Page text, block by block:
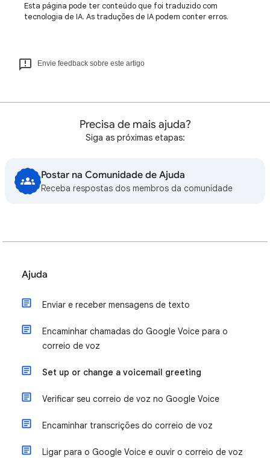
Esta página pode ter conteúdo que foi traduzido com
tecnologia de IA. As traduções de IA podem conter erros.
Envie feedback sobre este artigo
Precisa de mais ajuda?
Siga as próximas etapas:
Postar na Comunidade de Ajuda
Receba respostas dos membros da comunidade
Ajuda
Enviar e receber mensagens de texto
Encaminhar chamadas do Google Voice para o
correio de voz
Set up or change a voicemail greeting
Verificar seu correio de voz no Google Voice
Encaminhar transcrições do correio de voz
Ligar para o Google Voice e ouvir o correio de voz